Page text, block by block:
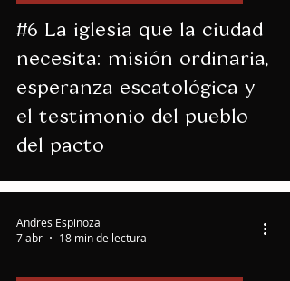
#6 La iglesia que la ciudad
necesita: misión ordinaria,
esperanza escatológica y
el testimonio del pueblo
del pacto
Andres Espinoza
7 abr
18 min de lectura